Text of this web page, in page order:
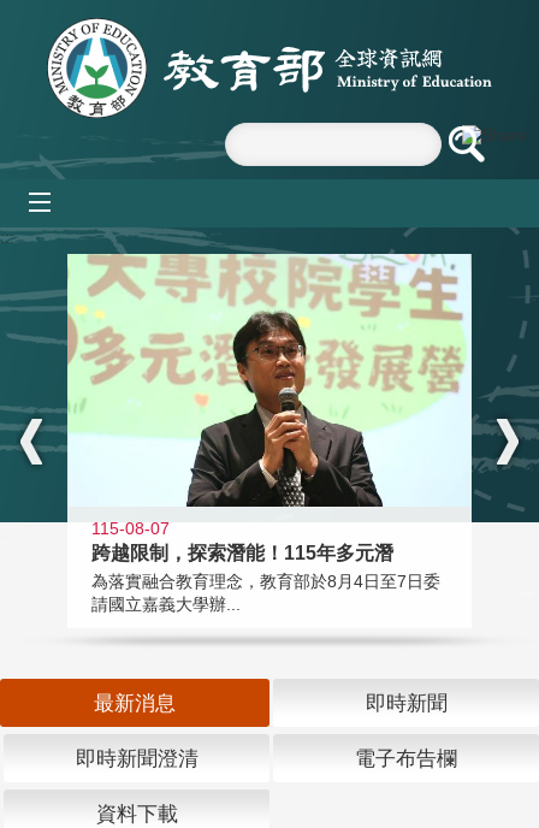
跳到主要內容區塊
:::
115-08-07
跨越限制，探索潛能！115年多元潛
為落實融合教育理念，教育部於8月4日至7日委
請國立嘉義大學辦...
最新消息 即時新聞
即時新聞澄清 電子布告欄
資料下載